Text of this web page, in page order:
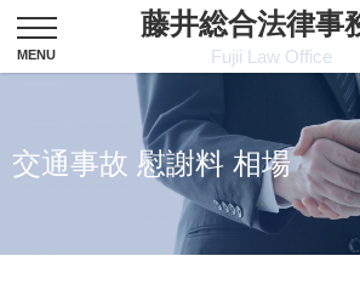
交通事故 慰謝料 相場
藤井総合法律事
Fujii Law Office